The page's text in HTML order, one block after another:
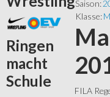
Saison:
Klasse:
FILA
Ringen
macht
Schule